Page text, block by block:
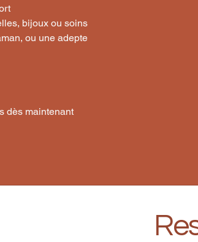
bijoux ou soins
ou une adepte
dès maintenant